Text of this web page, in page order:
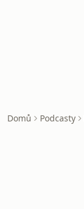
Domů Podcasty